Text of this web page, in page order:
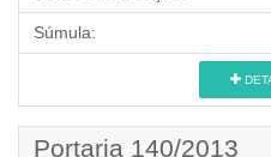
Súmula:
Portaria 140/2013